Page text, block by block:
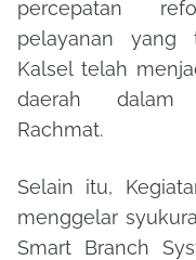
percepatan
pelayanan yang
Kalsel telah
daerah dalam
Rachmat.
Selain itu,
menggelar
Smart Branch